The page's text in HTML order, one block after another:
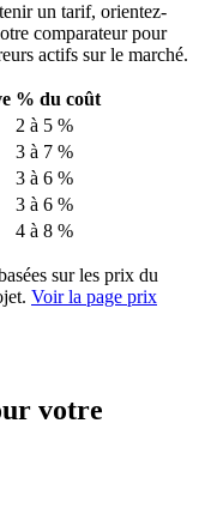
un tarif, orientez-
comparateur pour
actifs sur le marché.
% du coût
2 à 5 %
3 à 7 %
3 à 6 %
3 à 6 %
4 à 8 %
sur les prix du
Voir la page prix
votre